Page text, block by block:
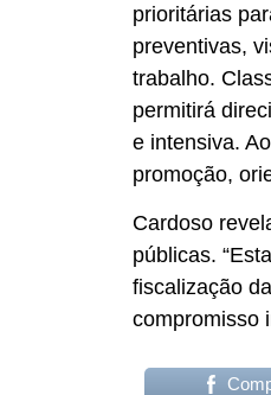
prioritárias
preventivas,
trabalho.
permitirá
e intensiva.
promoção,
Cardoso
públicas.
fiscalização
compromisso